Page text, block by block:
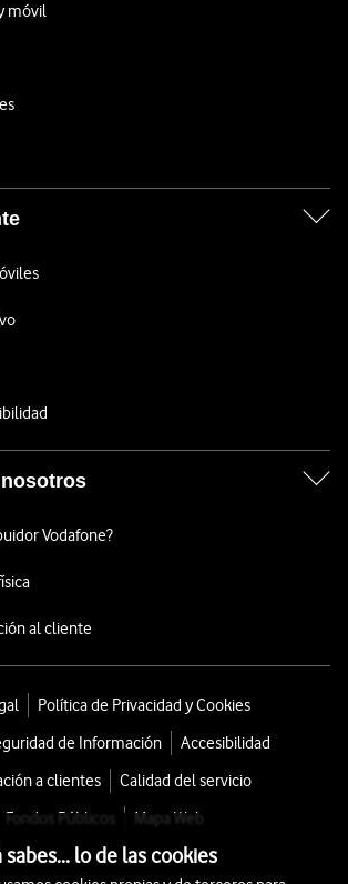
móvil
Vodafone?
al cliente
Política de Privacidad y Cookies
de Información
Accesibilidad
a clientes
Calidad del servicio
Fondos Públicos
Mapa Web
sabes... lo de las cookies